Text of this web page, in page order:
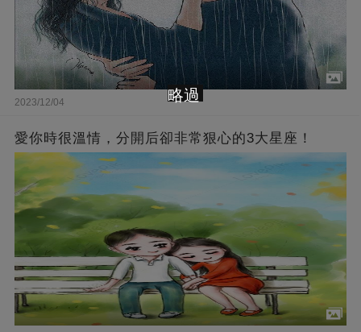
2023/12/04
愛你時很溫情，分開后卻非常狠心的3大星座！
略過